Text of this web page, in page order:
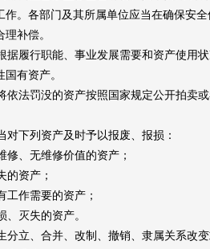
。各部门及其所属单位应当在确保安
补偿。
据履行职能、事业发展需要和资产使用
有资产。
依法罚没的资产按照国家规定公开拍卖
对下列资产及时予以报废、报损：
修、无维修价值的资产；
的资产；
工作需要的资产；
、灭失的资产。
分立、合并、改制、撤销、隶属关系改